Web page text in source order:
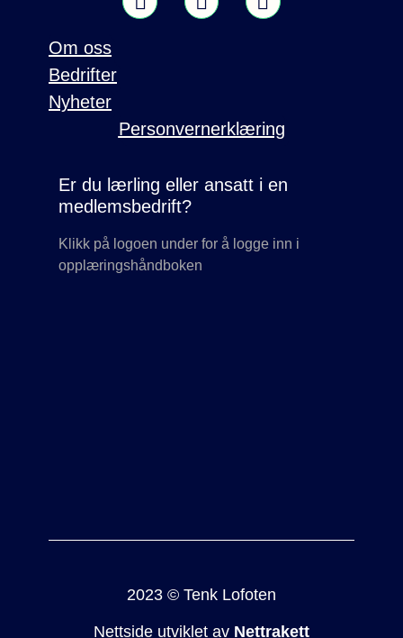
Om oss
Bedrifter
Nyheter
Personvernerklæring
Er du lærling eller ansatt i en
medlemsbedrift?
Klikk på logoen under for å logge inn i
opplæringshåndboken
2023 © Tenk Lofoten
Nettside utviklet av Nettrakett